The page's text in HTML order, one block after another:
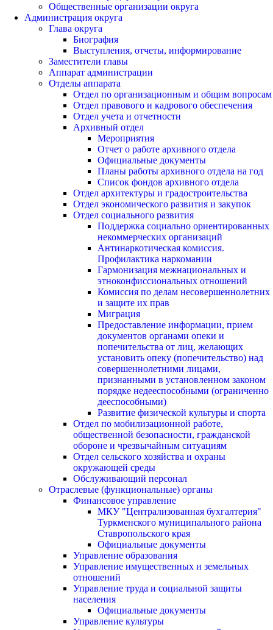
Общественные организации округа
Администрация округа
Глава округа
Биография
Выступления, отчеты, информирование
Заместители главы
Аппарат администрации
Отделы аппарата
Отдел по организационным и общим вопросам
Отдел правового и кадрового обеспечения
Отдел учета и отчетности
Архивный отдел
Мероприятия
Отчет о работе архивного отдела
Официальные документы
Планы работы архивного отдела на год
Список фондов архивного отдела
Отдел архитектуры и градостроительства
Отдел экономического развития и закупок
Отдел социального развития
Поддержка социально ориентированных
некоммерческих организаций
Антинаркотическая комиссия.
Профилактика наркомании
Гармонизация межнациональных и
этноконфиссиональных отношений
Комиссия по делам несовершеннолетних
и защите их прав
Миграция
Предоставление информации, прием
документов органами опеки и
попечительства от лиц, желающих
установить опеку (попечительство) над
совершеннолетними лицами,
признанными в установленном законом
порядке недееспособными (ограниченно
дееспособными)
Развитие физической культуры и спорта
Отдел по мобилизационной работе,
общественной безопасности, гражданской
оборонe и чрезвычайным ситуациям
Отдел сельского хозяйства и охраны
окружающей среды
Обслуживающий персонал
Отраслевые (функциональные) органы
Финансовое управление
МКУ "Централизованная бухгалтерия"
Туркменского муниципального района
Ставропольского края
Официальные документы
Управление образования
Управление имущественных и земельных
отношений
Управление труда и социальной защиты
населения
Официальные документы
Управление культуры